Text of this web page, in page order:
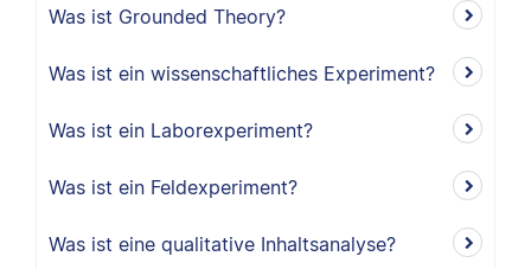
Was ist Grounded Theory?
Was ist ein wissenschaftliches Experiment?
Was ist ein Laborexperiment?
Was ist ein Feldexperiment?
Was ist eine qualitative Inhaltsanalyse?